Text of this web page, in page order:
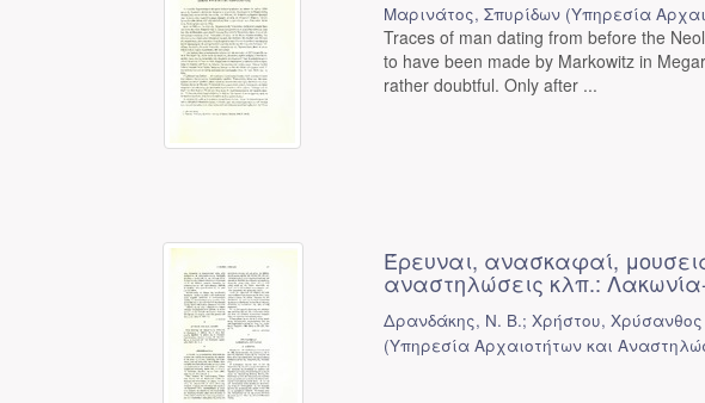
Μαρινάτος, Σπυρίδων (Υπηρεσία
Traces of man dating from before the
to have been made by Markowitz in
rather doubtful. Only after ...
Έρευναι, ανασκαφαί,
αναστηλώσεις κλπ.:
Δρανδάκης, Ν. Β.; Χρήστου, Χρύσανθος
(Υπηρεσία Αρχαιοτήτων και